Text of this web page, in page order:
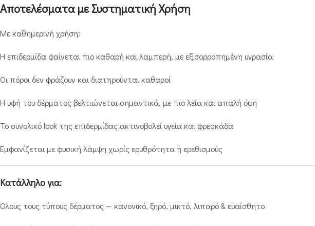
Αποτελέσματα με Συστηματική Χρήση
Με καθημερινή χρήση:
Η επιδερμίδα φαίνεται πιο καθαρή και λαμπερή, με εξισορροπημένη υγρασία
Οι πόροι δεν φράζουν και διατηρούνται καθαροί
Η υφή του δέρματος βελτιώνεται σημαντικά, με πιο λεία και απαλή όψη
Το συνολικό look της επιδερμίδας ακτινοβολεί υγεία και φρεσκάδα
Εμφανίζεται με φυσική λάμψη χωρίς ερυθρότητα ή ερεθισμούς
Κατάλληλο για:
Όλους τους τύπους δέρματος — κανονικό, ξηρό, μικτό, λιπαρό & ευαίσθητο